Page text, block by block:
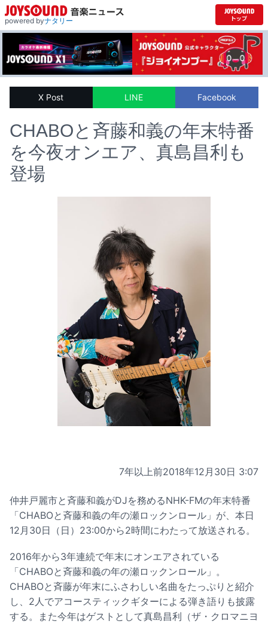
powered byナタリー
X Post LINE Facebook
CHABOと斉藤和義の年末特番
を今夜オンエア、真島昌利も
登場
7年以上前2018年12月30日 3:07
仲井戸麗市と斉藤和義がDJを務めるNHK-FMの年末特番
「CHABOと斉藤和義の年の瀬ロックンロール」が、本日
12月30日（日）23:00から2時間にわたって放送される。
2016年から3年連続で年末にオンエアされている
「CHABOと斉藤和義の年の瀬ロックンロール」。
CHABOと斉藤が年末にふさわしい名曲をたっぷりと紹介
し、2人でアコースティックギターによる弾き語りも披露
する。また今年はゲストとして真島昌利（ザ・クロマニヨ